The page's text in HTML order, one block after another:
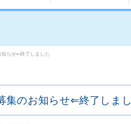
知らせ⇐終了しました
集のお知らせ⇐終了しま